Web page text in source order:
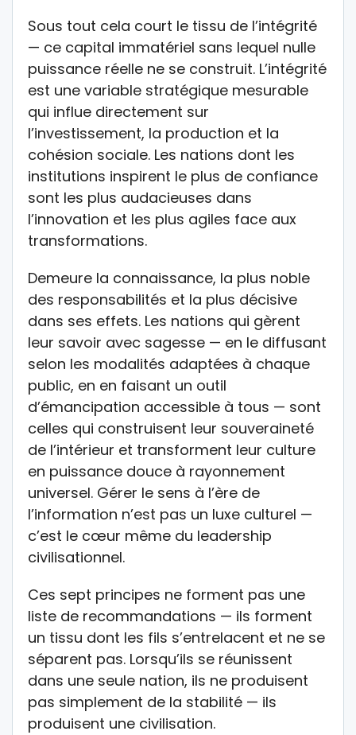
Sous tout cela court le tissu de l’intégrité
— ce capital immatériel sans lequel nulle
puissance réelle ne se construit. L’intégrité
est une variable stratégique mesurable
qui influe directement sur
l’investissement, la production et la
cohésion sociale. Les nations dont les
institutions inspirent le plus de confiance
sont les plus audacieuses dans
l’innovation et les plus agiles face aux
transformations.
Demeure la connaissance, la plus noble
des responsabilités et la plus décisive
dans ses effets. Les nations qui gèrent
leur savoir avec sagesse — en le diffusant
selon les modalités adaptées à chaque
public, en en faisant un outil
d’émancipation accessible à tous — sont
celles qui construisent leur souveraineté
de l’intérieur et transforment leur culture
en puissance douce à rayonnement
universel. Gérer le sens à l’ère de
l’information n’est pas un luxe culturel —
c’est le cœur même du leadership
civilisationnel.
Ces sept principes ne forment pas une
liste de recommandations — ils forment
un tissu dont les fils s’entrelacent et ne se
séparent pas. Lorsqu’ils se réunissent
dans une seule nation, ils ne produisent
pas simplement de la stabilité — ils
produisent une civilisation.